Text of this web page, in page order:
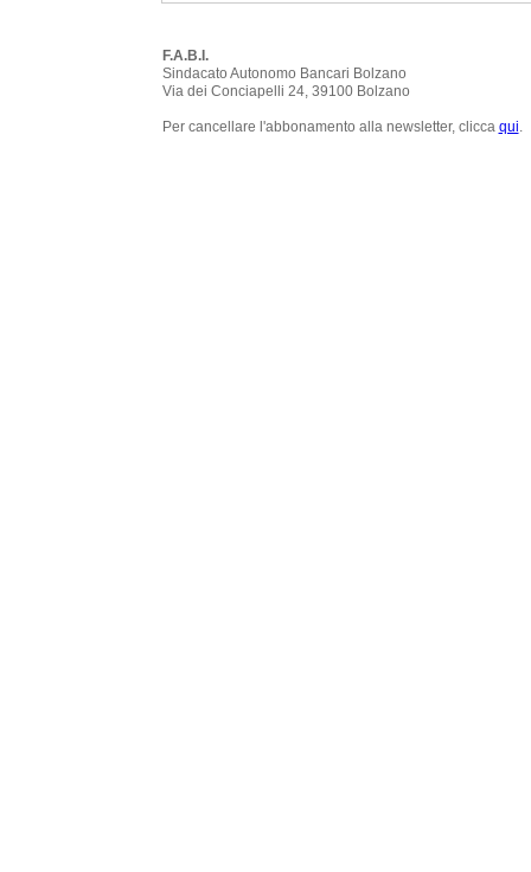
F.A.B.I.
Sindacato Autonomo Bancari Bolzano
Via dei Conciapelli 24, 39100 Bolzano
Per cancellare l'abbonamento alla newsletter, clicca qui.